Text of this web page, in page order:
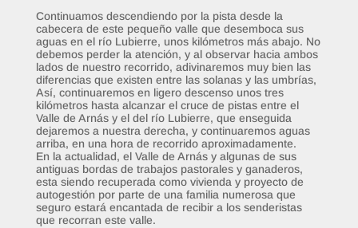
Continuamos descendiendo por la pista desde la
cabecera de este pequeño valle que desemboca sus
aguas en el río Lubierre, unos kilómetros más abajo. No
debemos perder la atención, y al observar hacia ambos
lados de nuestro recorrido, adivinaremos muy bien las
diferencias que existen entre las solanas y las umbrías,
Así, continuaremos en ligero descenso unos tres
kilómetros hasta alcanzar el cruce de pistas entre el
Valle de Arnás y el del río Lubierre, que enseguida
dejaremos a nuestra derecha, y continuaremos aguas
arriba, en una hora de recorrido aproximadamente.
En la actualidad, el Valle de Arnás y algunas de sus
antiguas bordas de trabajos pastorales y ganaderos,
esta siendo recuperada como vivienda y proyecto de
autogestión por parte de una familia numerosa que
seguro estará encantada de recibir a los senderistas
que recorran este valle.